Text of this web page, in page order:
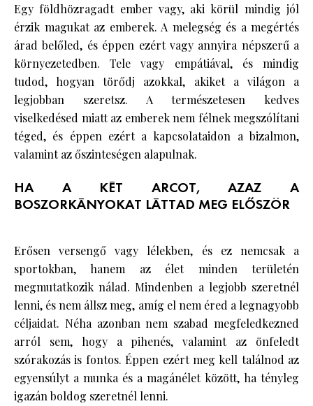
Egy földhözragadt ember vagy, aki körül mindig jól
érzik magukat az emberek. A melegség és a megértés
árad belőled, és éppen ezért vagy annyira népszerű a
környezetedben. Tele vagy empátiával, és mindig
tudod, hogyan törődj azokkal, akiket a világon a
legjobban szeretsz. A természetesen kedves
viselkedésed miatt az emberek nem félnek megszólítani
téged, és éppen ezért a kapcsolataidon a bizalmon,
valamint az őszinteségen alapulnak.
HA A KÉT ARCOT, AZAZ A
BOSZORKÁNYOKAT LÁTTAD MEG ELŐSZÖR
Erősen versengő vagy lélekben, és ez nemcsak a
sportokban, hanem az élet minden területén
megmutatkozik nálad. Mindenben a legjobb szeretnél
lenni, és nem állsz meg, amíg el nem éred a legnagyobb
céljaidat. Néha azonban nem szabad megfeledkezned
arról sem, hogy a pihenés, valamint az önfeledt
szórakozás is fontos. Éppen ezért meg kell találnod az
egyensúlyt a munka és a magánélet között, ha tényleg
igazán boldog szeretnél lenni.